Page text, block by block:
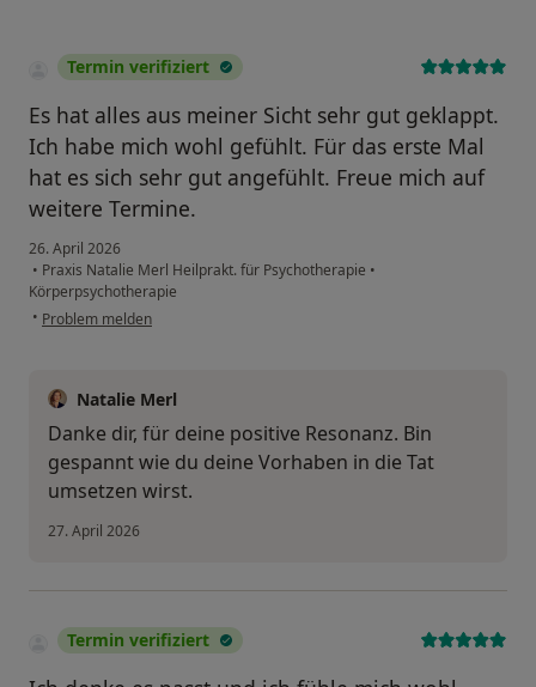
Termin verifiziert
Es hat alles aus meiner Sicht sehr gut geklappt.
Ich habe mich wohl gefühlt. Für das erste Mal
hat es sich sehr gut angefühlt. Freue mich auf
weitere Termine.
26. April 2026
• Praxis Natalie Merl Heilprakt. für Psychotherapie •
Körperpsychotherapie
• Problem melden
Natalie Merl
Danke dir, für deine positive Resonanz. Bin
gespannt wie du deine Vorhaben in die Tat
umsetzen wirst.
27. April 2026
Termin verifiziert